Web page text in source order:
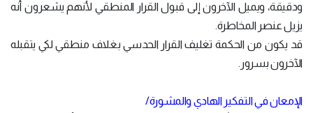
ودقيقة، ويميل الآخرون إلى قبول القرار المنطقي لأنهم يشعرون أنه
يزيل عنصر المخاطرة.
قد يكون من الحكمة تغليف القرار الحدسي بغلاف منطقي لكي يتقبله
الآخرون بسرور.
الإمعان في التفكير الهادي والمشورة/